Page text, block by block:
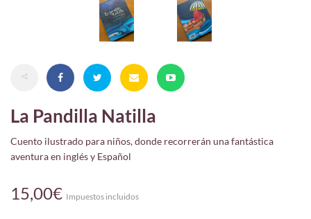
La Pandilla Natilla
Cuento ilustrado para niños, donde recorrerán una fantástica
aventura en inglés y Español
15,00€ Impuestos incluidos